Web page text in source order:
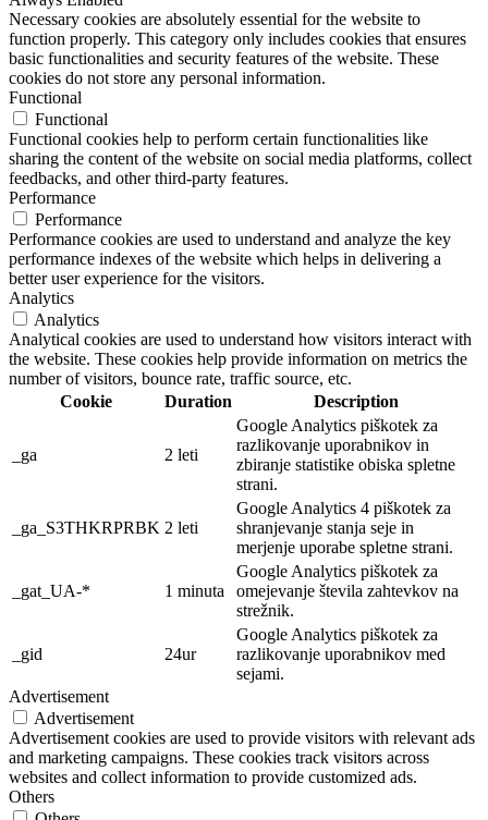
Necessary cookies are absolutely essential for the website to
function properly. This category only includes cookies that ensures
basic functionalities and security features of the website. These
cookies do not store any personal information.
Functional
Functional
Functional cookies help to perform certain functionalities like
sharing the content of the website on social media platforms, collect
feedbacks, and other third-party features.
Performance
Performance
Performance cookies are used to understand and analyze the key
performance indexes of the website which helps in delivering a
better user experience for the visitors.
Analytics
Analytics
Analytical cookies are used to understand how visitors interact with
the website. These cookies help provide information on metrics the
number of visitors, bounce rate, traffic source, etc.
Cookie
Duration Description
_ga 2 leti
Google Analytics piškotek za
razlikovanje uporabnikov in
zbiranje statistike obiska spletne
strani.
_ga_S3THKRPRBK 2 leti
Google Analytics 4 piškotek za
shranjevanje stanja seje in
merjenje uporabe spletne strani.
_gat_UA-* 1 minuta
Google Analytics piškotek za
omejevanje števila zahtevkov na
strežnik.
_gid 24ur
Google Analytics piškotek za
razlikovanje uporabnikov med
sejami.
Advertisement
Advertisement
Advertisement cookies are used to provide visitors with relevant ads
and marketing campaigns. These cookies track visitors across
websites and collect information to provide customized ads.
Others